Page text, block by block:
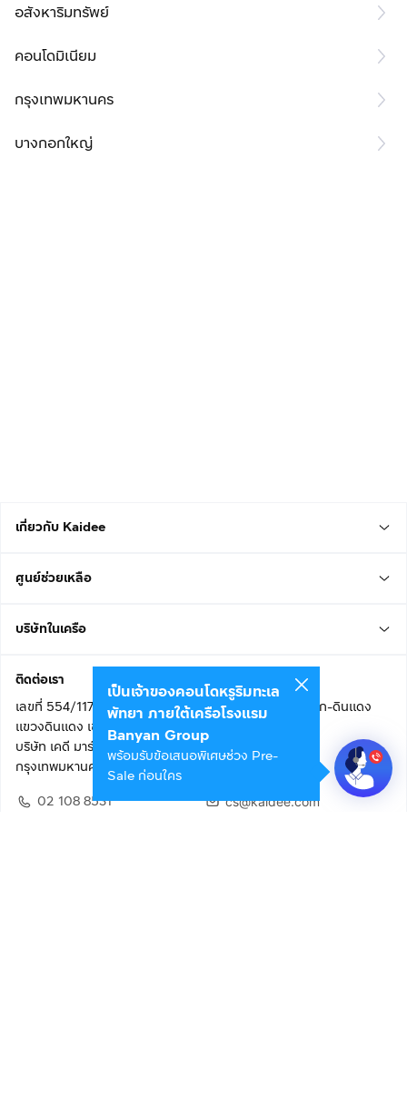
อสังหาริมทรัพย์
คอนโดมิเนียม
กรุงเทพมหานคร
บางกอกใหญ่
เกี่ยวกับ Kaidee
ศูนย์ช่วยเหลือ
บริษัทในเครือ
ติดต่อเรา
เลขที่ 554/117 อาคารสกายไนน์ เซ็นเตอร์ ชั้น 22 ถนนอโศก-ดินแดง
แขวงดินแดง เขตดินแดง
บริษัท เคดี มาร์เก็ตเพลส จำกัด (สำนักงานใหญ่)
กรุงเทพมหานคร 10400
02 108 8531
cs@kaidee.com
เป็นเจ้าของคอนโดหรูริมทะเล
พัทยา ภายใต้เครือโรงแรม
Banyan Group
พร้อมรับข้อเสนอพิเศษช่วง Pre-
Sale ก่อนใคร